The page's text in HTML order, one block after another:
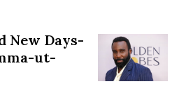
New Days-
ut-